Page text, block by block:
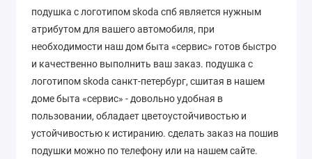
подушка с логотипом skoda спб является нужным
атрибутом для вашего автомобиля, при
необходимости наш дом быта «сервис» готов быстро
и качественно выполнить ваш заказ. подушка с
логотипом skoda санкт-петербург, сшитая в нашем
доме быта «сервис» - довольно удобная в
пользовании, обладает цветоустойчивостью и
устойчивостью к истиранию. сделать заказ на пошив
подушки можно по телефону или на нашем сайте.